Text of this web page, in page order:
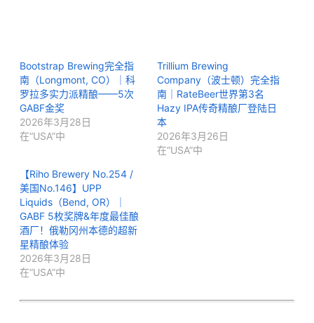
Bootstrap Brewing完全指
南（Longmont, CO）｜科
罗拉多实力派精酿——5次
GABF金奖
2026年3月28日
在“USA”中
Trillium Brewing
Company（波士顿）完全指
南｜RateBeer世界第3名
Hazy IPA传奇精酿厂登陆日
本
2026年3月26日
在“USA”中
【Riho Brewery No.254 /
美国No.146】UPP
Liquids（Bend, OR）｜
GABF 5枚奖牌&年度最佳酿
酒厂！俄勒冈州本德的超新
星精酿体验
2026年3月28日
在“USA”中